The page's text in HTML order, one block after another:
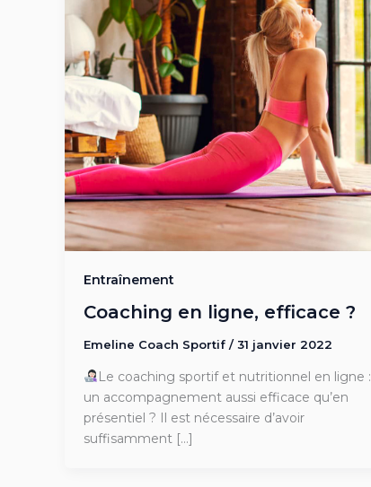
Entraînement
Coaching en ligne, efficace ?
Emeline Coach Sportif /31 janvier 2022
Le coaching sportif et nutritionnel en ligne :
un accompagnement aussi efficace qu’en
présentiel ? Il est nécessaire d’avoir
suffisamment […]